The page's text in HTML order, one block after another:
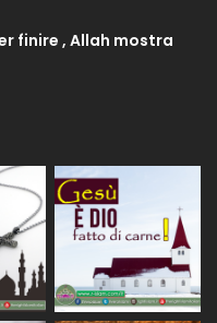
finire , Allah mostra